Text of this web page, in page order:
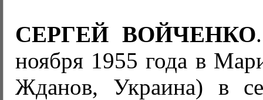
СЕРГЕЙ ВОЙЧЕНКО
ноября 1955 года в
Жданов, Украина) в